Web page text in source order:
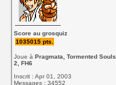
Score au grosquiz
1035015 pts.
Joue àPragmata, Tormented Souls
2, FH6
Inscrit : Apr 01, 2003
Messages : 34552